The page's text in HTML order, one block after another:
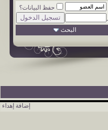
حفظ البيانات؟
البحث
إضافة إهداء